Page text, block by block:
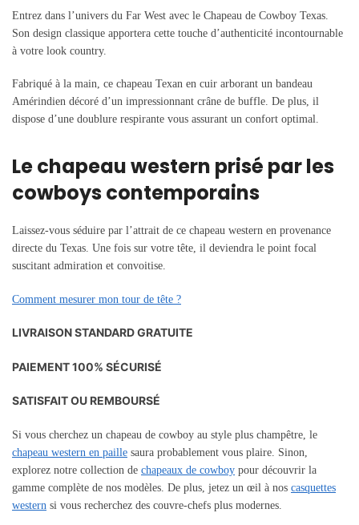
Entrez dans l’univers du Far West avec le Chapeau de Cowboy Texas.
Son design classique apportera cette touche d’authenticité incontournable
à votre look country.
Fabriqué à la main, ce chapeau Texan en cuir arborant un bandeau
Amérindien décoré d’un impressionnant crâne de buffle. De plus, il
dispose d’une doublure respirante vous assurant un confort optimal.
Le chapeau western prisé par les
cowboys contemporains
Laissez-vous séduire par l’attrait de ce chapeau western en provenance
directe du Texas. Une fois sur votre tête, il deviendra le point focal
suscitant admiration et convoitise.
Comment mesurer mon tour de tête ?
LIVRAISON STANDARD GRATUITE
PAIEMENT 100% SÉCURISÉ
SATISFAIT OU REMBOURSÉ
Si vous cherchez un chapeau de cowboy au style plus champêtre, le
chapeau western en paille saura probablement vous plaire. Sinon,
explorez notre collection de chapeaux de cowboy pour découvrir la
gamme complète de nos modèles. De plus, jetez un œil à nos casquettes
western si vous recherchez des couvre-chefs plus modernes.